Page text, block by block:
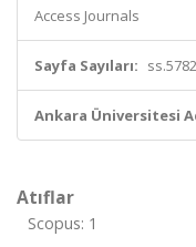
Access Journals
Sayfa Sayıları:
Ankara Üniversitesi
Atıflar
Scopus: 1